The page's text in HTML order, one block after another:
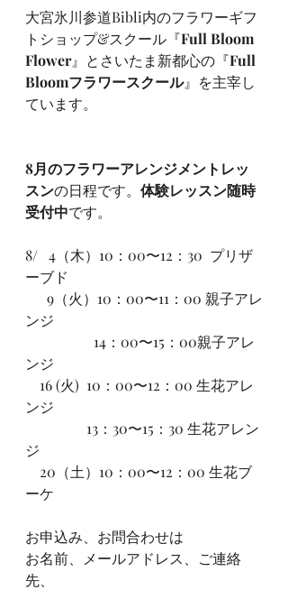
大宮氷川参道Bibli内のフラワーギフ
トショップ&スクール『Full Bloom
Flower』とさいたま新都心の『Full
Bloomフラワースクール』を主宰し
ています。
8月のフラワーアレンジメントレッ
スンの日程です。 体験レッスン随時
受付中です。
8/   4（木）10：00〜12：30  プリザ
ーブド
9（火）10：00〜11：00 親子アレ
ンジ
14：00〜15：00親子アレ
ンジ
16 (火)  10：00〜12：00 生花アレ
ンジ
13：30〜15：30 生花アレン
ジ
20（土）10：00〜12：00 生花ブ
ーケ
お申込み、お問合わせは
お名前、メールアドレス、ご連絡
先、